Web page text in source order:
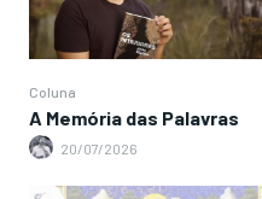
Coluna
A Memória das Palavras
20/07/2026